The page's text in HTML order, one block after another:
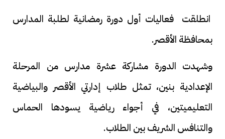
انطلقت فعاليات أول دورة رمضانية لطلبة المدارس
بمحافظة الأقصر.
وشهدت الدورة مشاركة عشرة مدارس من المرحلة
الإعدادية بنين، تمثل طلاب إدارتي الأقصر والبياضية
التعليميتين، في أجواء رياضية يسودها الحماس
والتنافس الشريف بين الطلاب.